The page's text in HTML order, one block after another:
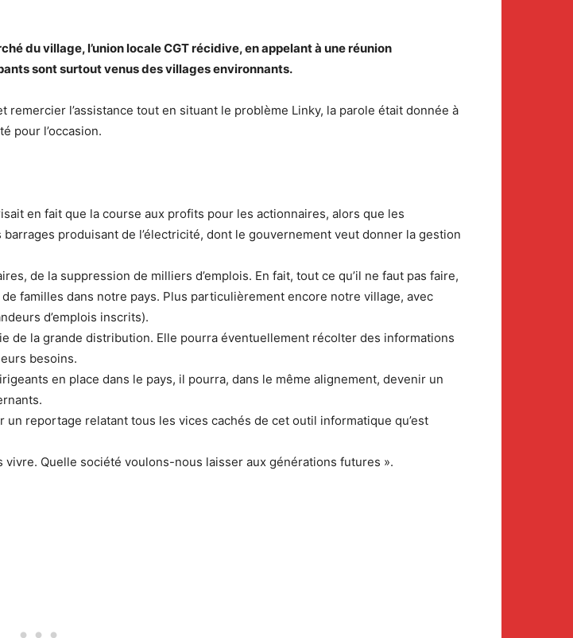
du village, l’union locale CGT récidive, en appelant à une réunion
sont surtout venus des villages environnants.
l’assistance tout en situant le problème Linky, la parole était donnée à
pour l’occasion.
en fait que la course aux profits pour les actionnaires, alors que les
produisant de l’électricité, dont le gouvernement veut donner la gestion
de la suppression de milliers d’emplois. En fait, tout ce qu’il ne faut pas faire,
familles dans notre pays. Plus particulièrement encore notre village, avec
d’emplois inscrits).
de la grande distribution. Elle pourra éventuellement récolter des informations
besoins.
en place dans le pays, il pourra, dans le même alignement, devenir un
reportage relatant tous les vices cachés de cet outil informatique qu’est
Quelle société voulons-nous laisser aux générations futures ».